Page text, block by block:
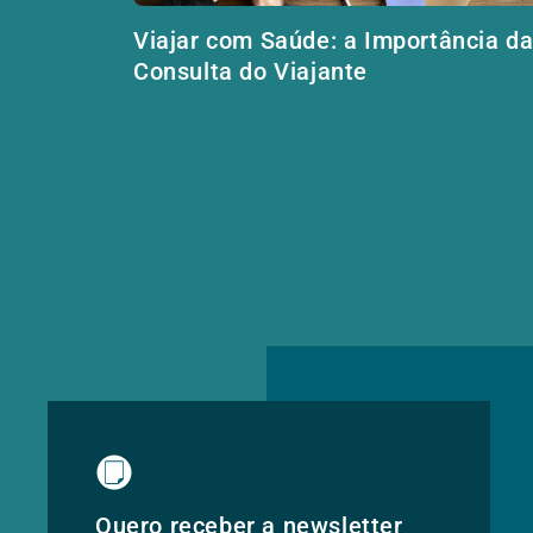
Viajar com Saúde: a Importância da
Consulta do Viajante
Quero receber a newsletter